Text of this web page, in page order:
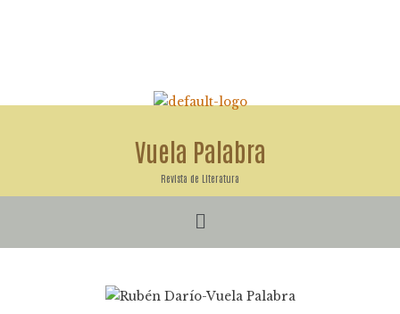
Vuela Palabra
Revista de Literatura
Menú